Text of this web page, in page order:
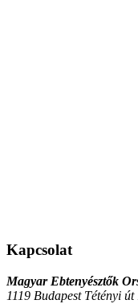
Kapcsolat
Magyar Ebtenyésztők
1119 Budapest Tétényi út